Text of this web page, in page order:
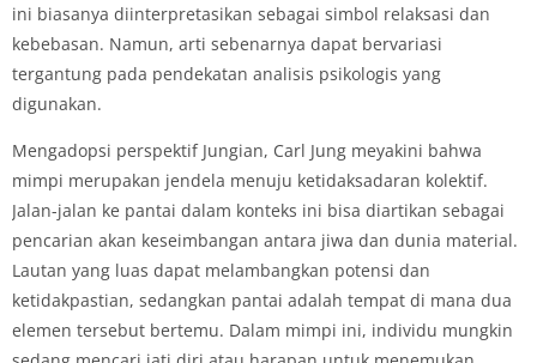
ini biasanya diinterpretasikan sebagai simbol relaksasi dan
kebebasan. Namun, arti sebenarnya dapat bervariasi
tergantung pada pendekatan analisis psikologis yang
digunakan.
Mengadopsi perspektif Jungian, Carl Jung meyakini bahwa
mimpi merupakan jendela menuju ketidaksadaran kolektif.
Jalan-jalan ke pantai dalam konteks ini bisa diartikan sebagai
pencarian akan keseimbangan antara jiwa dan dunia material.
Lautan yang luas dapat melambangkan potensi dan
ketidakpastian, sedangkan pantai adalah tempat di mana dua
elemen tersebut bertemu. Dalam mimpi ini, individu mungkin